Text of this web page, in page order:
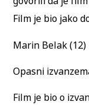
Film je bio jako
Marin Belak (12)
Opasni
Film je bio o